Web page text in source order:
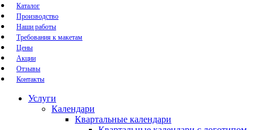
Каталог
Производство
Наши работы
Требования к макетам
Цены
Акции
Отзывы
Контакты
Услуги
Календари
Квартальные календари